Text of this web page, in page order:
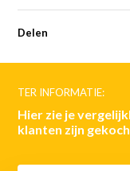
Delen
TER INFORMATIE:
Hier zie je
klanten zijn